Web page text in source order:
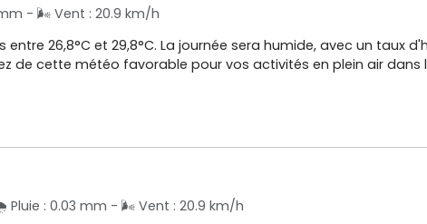
mm - 🌬️ Vent : 20.9 km/h
26,8°C et 29,8°C. La journée sera humide, avec un taux
de cette météo favorable pour vos activités en plein air dans
Pluie : 0.03 mm - 🌬️ Vent : 20.9 km/h